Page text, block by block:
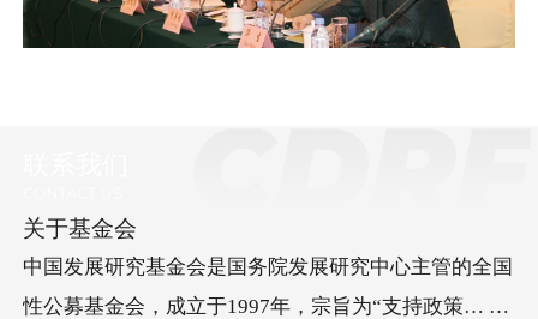
关于基金会
中国发展研究基金会是国务院发展研究中心主管的全国
性公募基金会，成立于1997年，宗旨为“支持政策… 研